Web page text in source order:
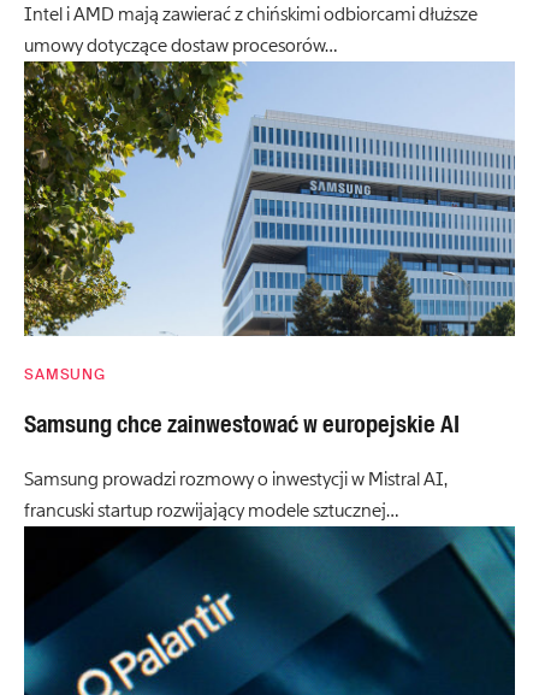
Intel i AMD mają zawierać z chińskimi odbiorcami dłuższe
umowy dotyczące dostaw procesorów…
SAMSUNG
Samsung chce zainwestować w europejskie AI
Samsung prowadzi rozmowy o inwestycji w Mistral AI,
francuski startup rozwijający modele sztucznej…